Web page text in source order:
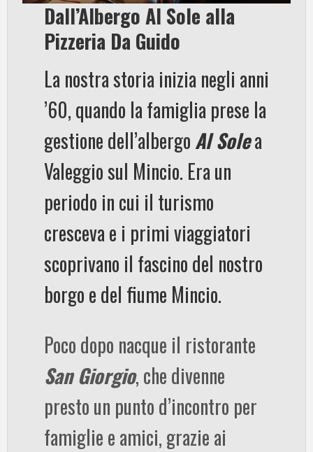
Dall’Albergo Al Sole alla
Pizzeria Da Guido
La nostra storia inizia negli anni
’60, quando la famiglia prese la
gestione dell’albergoAl Solea
Valeggio sul Mincio. Era un
periodo in cui il turismo
cresceva e i primi viaggiatori
scoprivano il fascino del nostro
borgo e del fiume Mincio.
Poco dopo nacque il ristorante
San Giorgio, che divenne
presto un punto d’incontro per
famiglie e amici, grazie ai